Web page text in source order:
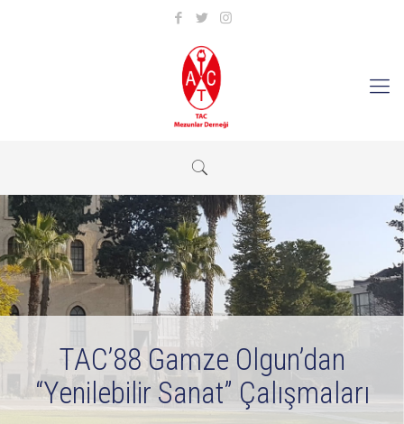
TAC’88 Gamze Olgun’dan
“Yenilebilir Sanat” Çalışmaları